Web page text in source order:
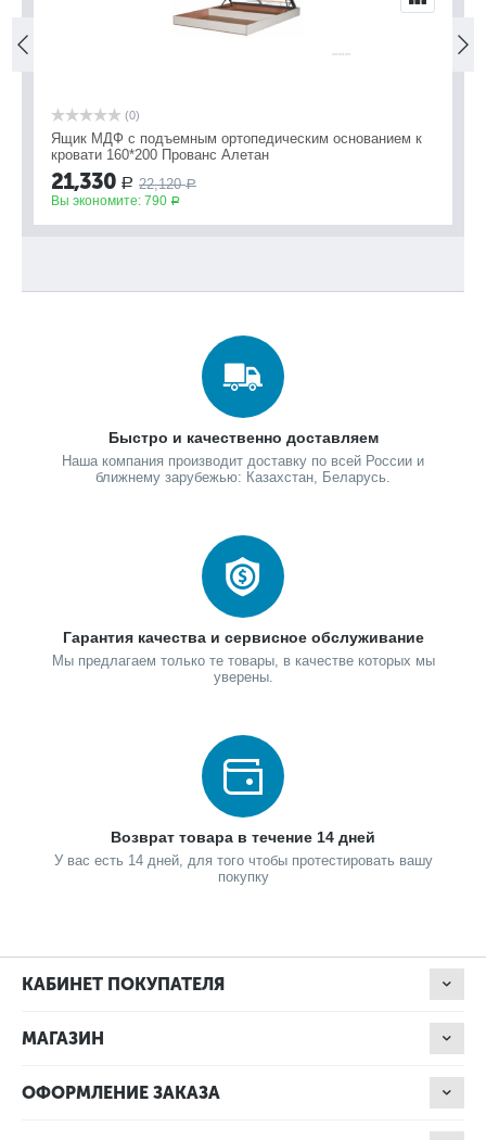
(0)
Ящик МДФ с подъемным ортопедическим основанием к
кровати 160*200 Прованс Алетан
21,330 Р 22,120 Р
Вы экономите: 790 Р
Быстро и качественно доставляем
Наша компания производит доставку по всей России и
ближнему зарубежью: Казахстан, Беларусь.
Гарантия качества и сервисное обслуживание
Мы предлагаем только те товары, в качестве которых мы
уверены.
Возврат товара в течение 14 дней
У вас есть 14 дней, для того чтобы протестировать вашу
покупку
КАБИНЕТ ПОКУПАТЕЛЯ
МАГАЗИН
ОФОРМЛЕНИЕ ЗАКАЗА